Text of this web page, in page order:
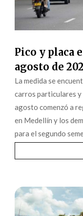
Pico y placa
agosto de
La medida se
carros particulares y
agosto comenzó a
en Medellín y los
para el segundo